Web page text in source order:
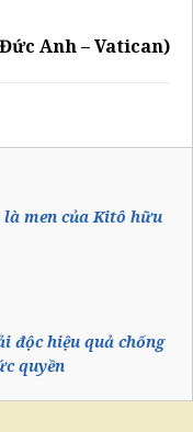
Anh – Vatican)
là men của Kitô hữu
độc hiệu quả chống
quyền